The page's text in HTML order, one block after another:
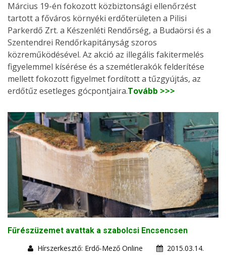
Március 19-én fokozott közbiztonsági ellenőrzést
tartott a főváros környéki erdőterületen a Pilisi
Parkerdő Zrt. a Készenléti Rendőrség, a Budaörsi és a
Szentendrei Rendőrkapitányság szoros
közreműködésével. Az akció az illegális fakitermelés
figyelemmel kísérése és a szemétlerakók felderítése
mellett fokozott figyelmet fordított a tűzgyújtás, az
erdőtűz esetleges gócpontjaira.Tovább >>>
Fűrészüzemet avattak a szabolcsi Encsencsen
Hírszerkesztő: Erdő-Mező Online
2015.03.14.